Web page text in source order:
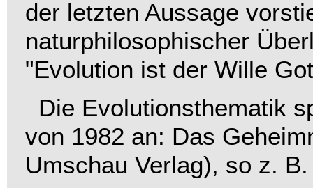
der letzten Aussage
naturphilosophischer
"Evolution ist der Wille
Die Evolutionsthematik
von 1982 an: Das
Umschau Verlag), so z.